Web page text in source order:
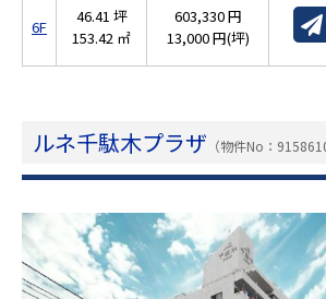
6F
46.41 坪
153.42 ㎡
603,330 円
13,000 円(坪)
ルネ千駄木プラザ （物件No：